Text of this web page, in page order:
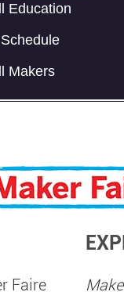
Education
Makers
Faire